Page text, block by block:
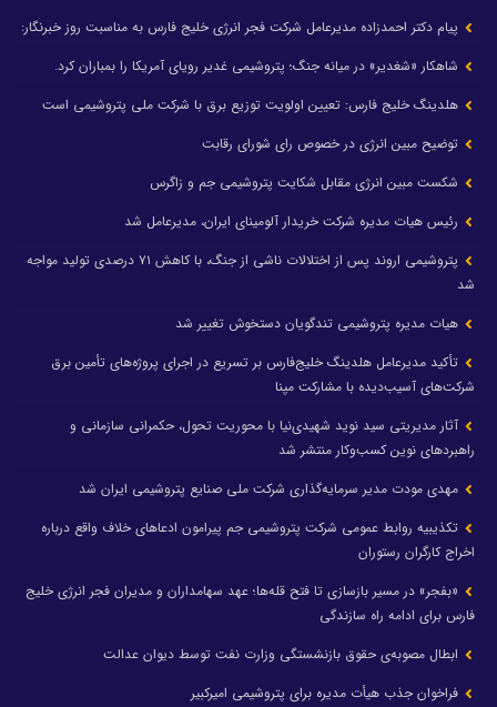
پیام دکتر احمدزاده مدیرعامل شرکت فجر انرژی خلیج فارس به مناسبت روز خبرنگار:
شاهکار «شغدیر» در میانه جنگ؛ پتروشیمی غدیر رویای آمریکا را بمباران کرد.
هلدینگ خلیج فارس: تعیین اولویت توزیع برق با شرکت ملی پتروشیمی است
توضیح مبین انرژی در خصوص رای شورای رقابت
شکست مبین انرژی مقابل شکایت پتروشیمی جم و زاگرس
رئیس هیات مدیره شرکت خریدار آلومینای ایران، مدیرعامل شد
پتروشیمی اروند پس از اختلالات ناشی از جنگ، با کاهش ۷۱ درصدی تولید مواجه
شد
هیات مدیره پتروشیمی تندگویان دستخوش تغییر شد
تأکید مدیرعامل هلدینگ خلیج‌فارس بر تسریع در اجرای پروژه‌های تأمین برق
شرکت‌های آسیب‌دیده با مشارکت مپنا
آثار مدیریتی سید نوید شهیدی‌نیا با محوریت تحول، حکمرانی سازمانی و
راهبردهای نوین کسب‌وکار منتشر شد
مهدی مودت مدیر سرمایه‌گذاری شرکت ملی صنایع پتروشیمی ایران شد
تکذیبیه روابط عمومی شرکت پتروشیمی جم پیرامون ادعاهای خلاف واقع درباره
اخراج کارگران رستوران
«بفجر» در مسیر بازسازی تا فتح قله‌ها؛ عهد سهامداران و مدیران فجر انرژی خلیج
فارس برای ادامه راه سازندگی
ابطال مصوبه‌ی حقوق بازنشستگی وزارت نفت توسط دیوان عدالت
فراخوان جذب هیأت مدیره برای پتروشیمی امیرکبیر